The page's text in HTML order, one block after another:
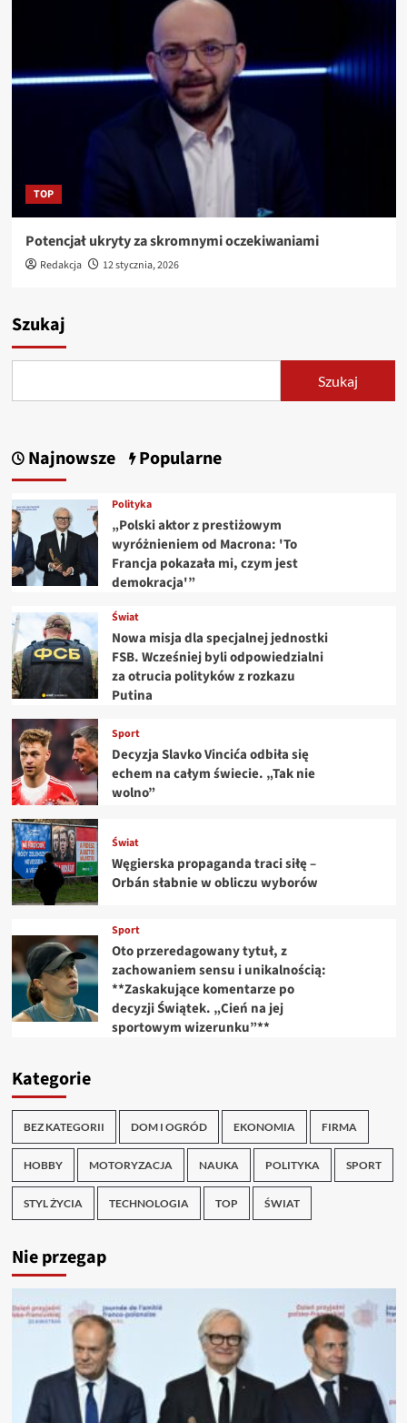
TOP
Potencjał ukryty za skromnymi oczekiwaniami
Redakcja 12 stycznia, 2026
Szukaj
Szukaj
Najnowsze Popularne
Polityka
„Polski aktor z prestiżowym
wyróżnieniem od Macrona: 'To
Francja pokazała mi, czym jest
demokracja'”
Świat
Nowa misja dla specjalnej jednostki
FSB. Wcześniej byli odpowiedzialni
za otrucia polityków z rozkazu
Putina
Sport
Decyzja Slavko Vincića odbiła się
echem na całym świecie. „Tak nie
wolno”
Świat
Węgierska propaganda traci siłę –
Orbán słabnie w obliczu wyborów
Sport
Oto przeredagowany tytuł, z
zachowaniem sensu i unikalnością:
**Zaskakujące komentarze po
decyzji Świątek. „Cień na jej
sportowym wizerunku”**
Kategorie
BEZ KATEGORII DOM I OGRÓD EKONOMIA FIRMA
HOBBY MOTORYZACJA NAUKA POLITYKA SPORT
STYL ŻYCIA TECHNOLOGIA TOP ŚWIAT
Nie przegap